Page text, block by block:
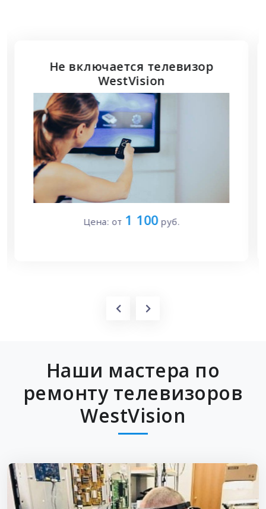
Не подключается HDMI к
телевизору WestVision
Цена: от1 270 руб.
Наши мастера по
ремонту телевизоров
WestVision